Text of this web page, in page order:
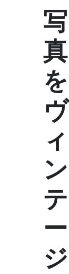
写
真
を
ヴ
ィ
ン
テ
ー
ジ